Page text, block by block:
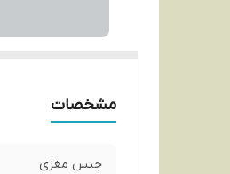
مشخصات
جنس مغزی